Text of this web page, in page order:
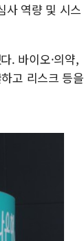
사 역량 및 시스
. 바이오·의약,
고 리스크 등을